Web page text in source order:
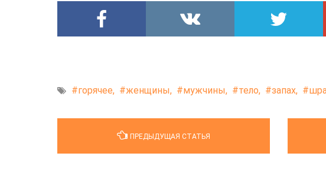
горячее, женщины, мужчины, тело, запах,
ПРЕДЫДУЩАЯ СТАТЬЯ